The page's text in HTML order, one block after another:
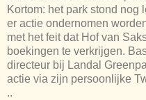
Kortom: het park stond nog
er actie ondernomen
met het feit dat Hof van
boekingen te verkrijgen.
directeur bij Landal
actie via zijn persoonlijke
..